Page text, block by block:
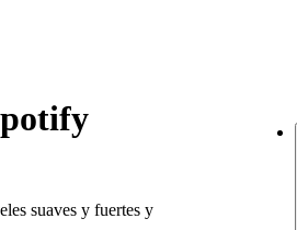
suaves y fuertes y